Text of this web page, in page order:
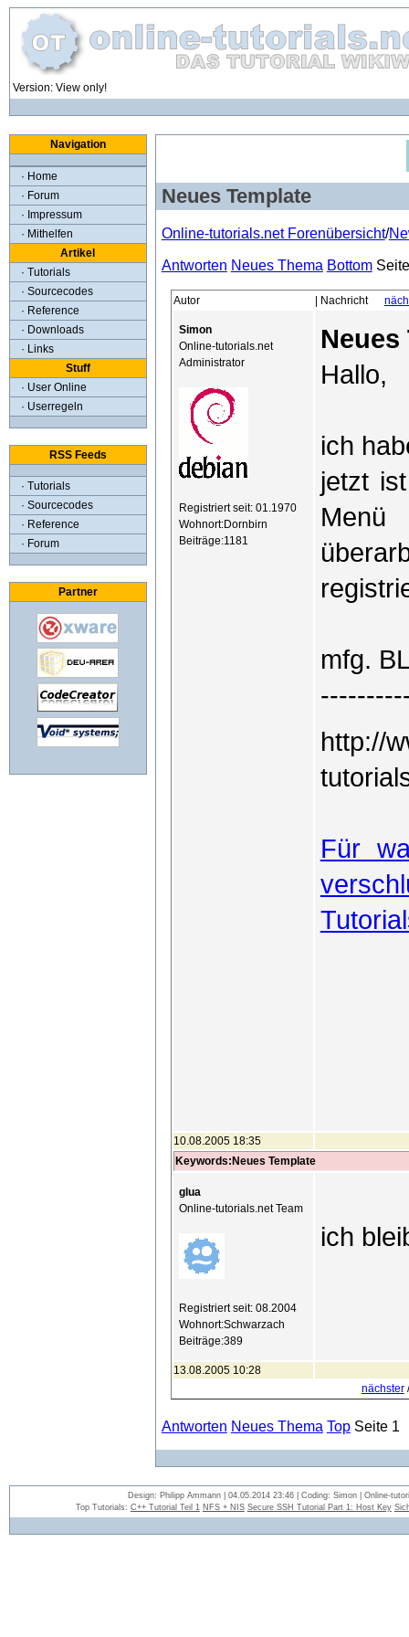
Version: View only!
Navigation
· Home
· Forum
· Impressum
· Mithelfen
Artikel
· Tutorials
· Sourcecodes
· Reference
· Downloads
· Links
Stuff
· User Online
· Userregeln
RSS Feeds
· Tutorials
· Sourcecodes
· Reference
· Forum
Partner
Neues Template
Online-tutorials.net Forenübersicht/
Antworten Neues Thema Bottom
Autor | Nachricht
Simon
Online-tutorials.net
Administrator
Registriert seit: 01.1970
Wohnort:Dornbirn
Beiträge:1181
Neues
Hallo,
ich
jetzt
mfg.
http://
Für
10.08.2005 18:35
Keywords:Neues Template
glua
Online-tutorials.net Team
Registriert seit: 08.2004
Wohnort:Schwarzach
Beiträge:389
ich
13.08.2005 10:28
nächster
Antworten Neues Thema TopSeite 1
Design: Philipp Ammann | 04.05.2014 23:46 | Coding: Simon | Online-
Top Tutorials: C++ Tutorial Teil 1 NFS + NIS Secure SSH Tutorial Part 1: Host Key